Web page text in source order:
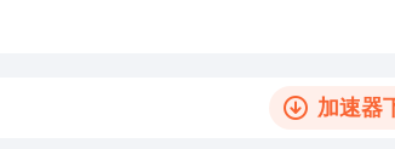
加速器